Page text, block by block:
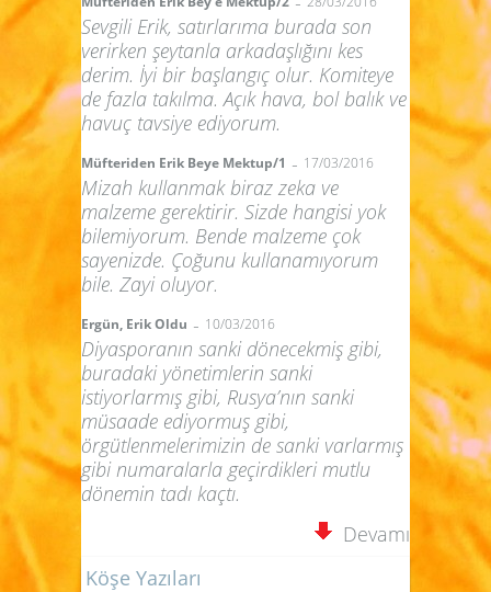
Sevgili Erik, satırlarıma burada son
verirken şeytanla arkadaşlığını kes
derim. İyi bir başlangıç olur. Komiteye
de fazla takılma. Açık hava, bol balık ve
havuç tavsiye ediyorum.
Müfteriden Erik Beye Mektup/1 - 17/03/2016
Mizah kullanmak biraz zeka ve
malzeme gerektirir. Sizde hangisi yok
bilemiyorum. Bende malzeme çok
sayenizde. Çoğunu kullanamıyorum
bile. Zayi oluyor.
Ergün, Erik Oldu - 10/03/2016
Diyasporanın sanki dönecekmiş gibi,
buradaki yönetimlerin sanki
istiyorlarmış gibi, Rusya’nın sanki
müsaade ediyormuş gibi,
örgütlenmelerimizin de sanki varlarmış
gibi numaralarla geçirdikleri mutlu
dönemin tadı kaçtı.
Devamı
Köşe Yazıları